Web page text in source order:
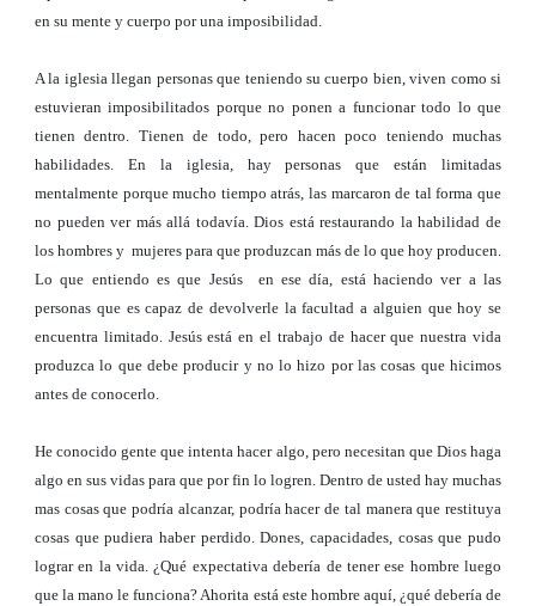
en su mente y cuerpo por una imposibilidad.
A la iglesia llegan personas que teniendo su cuerpo bien, viven como si
estuvieran imposibilitados porque no ponen a funcionar todo lo que
tienen dentro. Tienen de todo, pero hacen poco teniendo muchas
habilidades. En la iglesia, hay personas que están limitadas
mentalmente porque mucho tiempo atrás, las marcaron de tal forma que
no pueden ver más allá todavía. Dios está restaurando la habilidad de
los hombres y mujeres para que produzcan más de lo que hoy producen.
Lo que entiendo es que Jesús en ese día, está haciendo ver a las
personas que es capaz de devolverle la facultad a alguien que hoy se
encuentra limitado. Jesús está en el trabajo de hacer que nuestra vida
produzca lo que debe producir y no lo hizo por las cosas que hicimos
antes de conocerlo.
He conocido gente que intenta hacer algo, pero necesitan que Dios haga
algo en sus vidas para que por fin lo logren. Dentro de usted hay muchas
mas cosas que podría alcanzar, podría hacer de tal manera que restituya
cosas que pudiera haber perdido. Dones, capacidades, cosas que pudo
lograr en la vida. ¿Qué expectativa debería de tener ese hombre luego
que la mano le funciona? Ahorita está este hombre aquí, ¿qué debería de